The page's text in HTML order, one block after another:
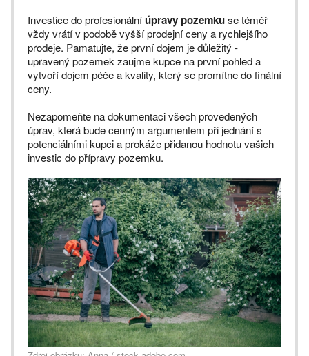
Investice do profesionálníúpravy pozemkuse téměř
vždy vrátí v podobě vyšší prodejní ceny a rychlejšího
prodeje. Pamatujte, že první dojem je důležitý -
upravený pozemek zaujme kupce na první pohled a
vytvoří dojem péče a kvality, který se promítne do finální
ceny.
Nezapomeňte na dokumentaci všech provedených
úprav, která bude cenným argumentem při jednání s
potenciálními kupci a prokáže přidanou hodnotu vašich
investic do přípravy pozemku.